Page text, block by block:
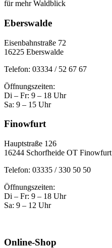
für mehr Waldblick
Eberswalde
Eisenbahnstraße 72
16225 Eberswalde
Telefon: 03334 / 52 67 67
Öffnungszeiten:
Di – Fr: 9 – 18 Uhr
Sa: 9 – 15 Uhr
Finowfurt
Hauptstraße 126
16244 Schorfheide OT Finowfurt
Telefon: 03335 / 330 50 50
Öffnungszeiten:
Di – Fr: 9 – 18 Uhr
Sa: 9 – 12 Uhr
Online-Shop